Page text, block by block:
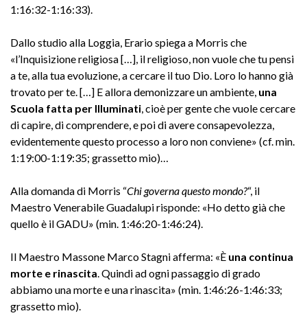
1:16:32-1:16:33).
Dallo studio alla Loggia, Erario spiega a Morris che
«l’Inquisizione religiosa […], il religioso, non vuole che tu pensi
a te, alla tua evoluzione, a cercare il tuo Dio. Loro lo hanno già
trovato per te. […] E allora demonizzare un ambiente, una
Scuola fatta per Illuminati , cioè per gente che vuole cercare
di capire, di comprendere, e poi di avere consapevolezza,
evidentemente questo processo a loro non conviene» (cf. min.
1:19:00-1:19:35; grassetto mio)…
Alla domanda di Morris “Chi governa questo mondo?“, il
Maestro Venerabile Guadalupi risponde: «Ho detto già che
quello è il GADU» (min. 1:46:20-1:46:24).
Il Maestro Massone Marco Stagni afferma: «È una continua
morte e rinascita . Quindi ad ogni passaggio di grado
abbiamo una morte e una rinascita» (min. 1:46:26-1:46:33;
grassetto mio).